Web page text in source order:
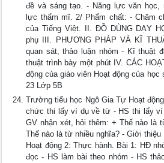
đề và sáng tạo. - Năng lực văn học,
lực thẩm mĩ. 2/ Phẩm chất: - Chăm
của Tiếng Việt. II. ĐỒ DÙNG DẠY
phụ III. PHƯƠNG PHÁP VÀ KĨ
quan sát, thảo luận nhóm - Kĩ thuật
thuật trình bày một phút IV. CÁC
động của giáo viên Hoạt động của học
23 Lớp 5B
Trường tiểu học Ngô Gia Tự Hoạt
chức thi lấy ví dụ về từ - HS thi lấy ví
GV nhận xét, hỏi thêm: + Thế nào là
Thế nào là từ nhiều nghĩa? - Giới
Hoạt động 2: Thực hành. Bài 1: HĐ
đọc - HS làm bài theo nhóm - HS